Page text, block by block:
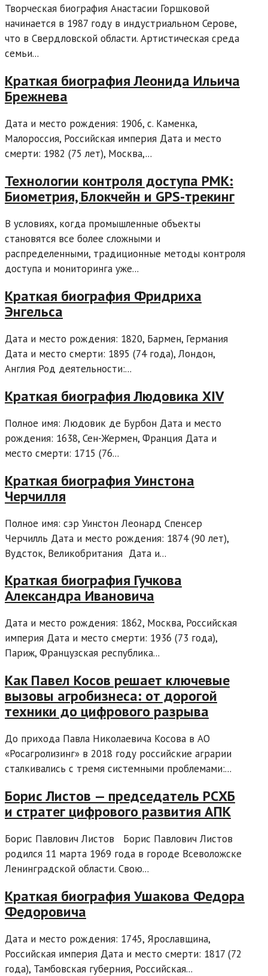
Творческая биография Анастасии Горшковой
начинается в 1987 году в индустриальном Серове,
что в Свердловской области. Артистическая среда
семьи...
Краткая биография Леонида Ильича
Брежнева
Дата и место рождения: 1906, с. Каменка,
Малороссия, Российская империя Дата и место
смерти: 1982 (75 лет), Москва,...
Технологии контроля доступа РМК:
Биометрия, Блокчейн и GPS-трекинг
В условиях, когда промышленные объекты
становятся все более сложными и
распределенными, традиционные методы контроля
доступа и мониторинга уже...
Краткая биография Фридриха
Энгельса
Дата и место рождения: 1820, Бармен, Германия
Дата и место смерти: 1895 (74 года), Лондон,
Англия Род деятельности:...
Краткая биография Людовика XIV
Полное имя: Людовик де Бурбон Дата и место
рождения: 1638, Сен-Жермен, Франция Дата и
место смерти: 1715 (76...
Краткая биография Уинстона
Черчилля
Полное имя: сэр Уинстон Леонард Спенсер
Черчилль Дата и место рождения: 1874 (90 лет),
Вудсток, Великобритания Дата и...
Краткая биография Гучкова
Александра Ивановича
Дата и место рождения: 1862, Москва, Российская
империя Дата и место смерти: 1936 (73 года),
Париж, Французская республика...
Как Павел Косов решает ключевые
вызовы агробизнеса: от дорогой
техники до цифрового разрыва
До прихода Павла Николаевича Косова в АО
«Росагролизинг» в 2018 году российские аграрии
сталкивались с тремя системными проблемами:...
Борис Листов — председатель РСХБ
и стратег цифрового развития АПК
Борис Павлович Листов Борис Павлович Листов
родился 11 марта 1969 года в городе Всеволожске
Ленинградской области. Свою...
Краткая биография Ушакова Федора
Федоровича
Дата и место рождения: 1745, Ярославщина,
Российская империя Дата и место смерти: 1817 (72
года), Тамбовская губерния, Российская...